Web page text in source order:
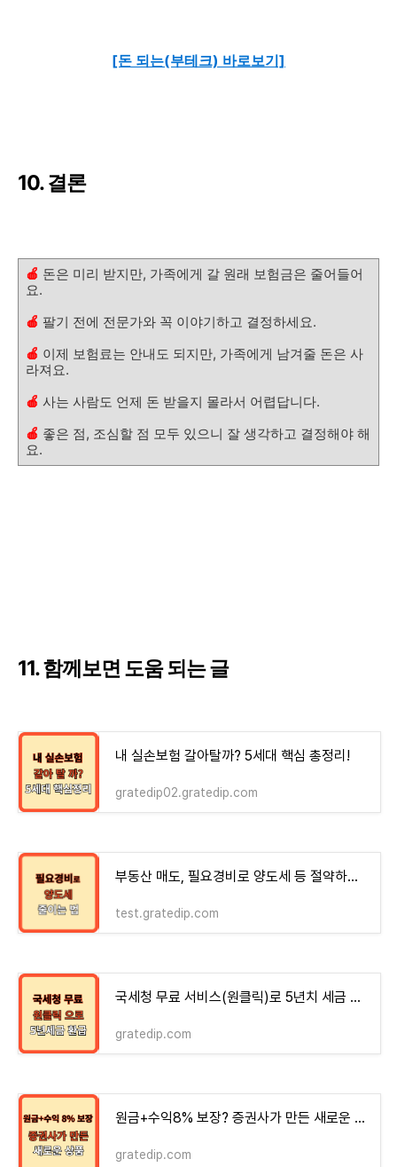
[돈 되는(부테크) 바로보기]
10. 결론
🍎 돈은 미리 받지만, 가족에게 갈 원래 보험금은 줄어들어
요.
🍎 팔기 전에 전문가와 꼭 이야기하고 결정하세요.
🍎 이제 보험료는 안내도 되지만, 가족에게 남겨줄 돈은 사
라져요.
🍎 사는 사람도 언제 돈 받을지 몰라서 어렵답니다.
🍎 좋은 점, 조심할 점 모두 있으니 잘 생각하고 결정해야 해
요.
11. 함께보면 도움 되는 글
내 실손보험 갈아탈까? 5세대 핵심 총정리!
gratedip02.gratedip.com
부동산 매도, 필요경비로 양도세 등 절약하는 법 - money-health
test.gratedip.com
국세청 무료 서비스(원클릭)로 5년치 세금 찾기
gratedip.com
원금+수익8% 보장? 증권사가 만든 새로운 상품
gratedip.com